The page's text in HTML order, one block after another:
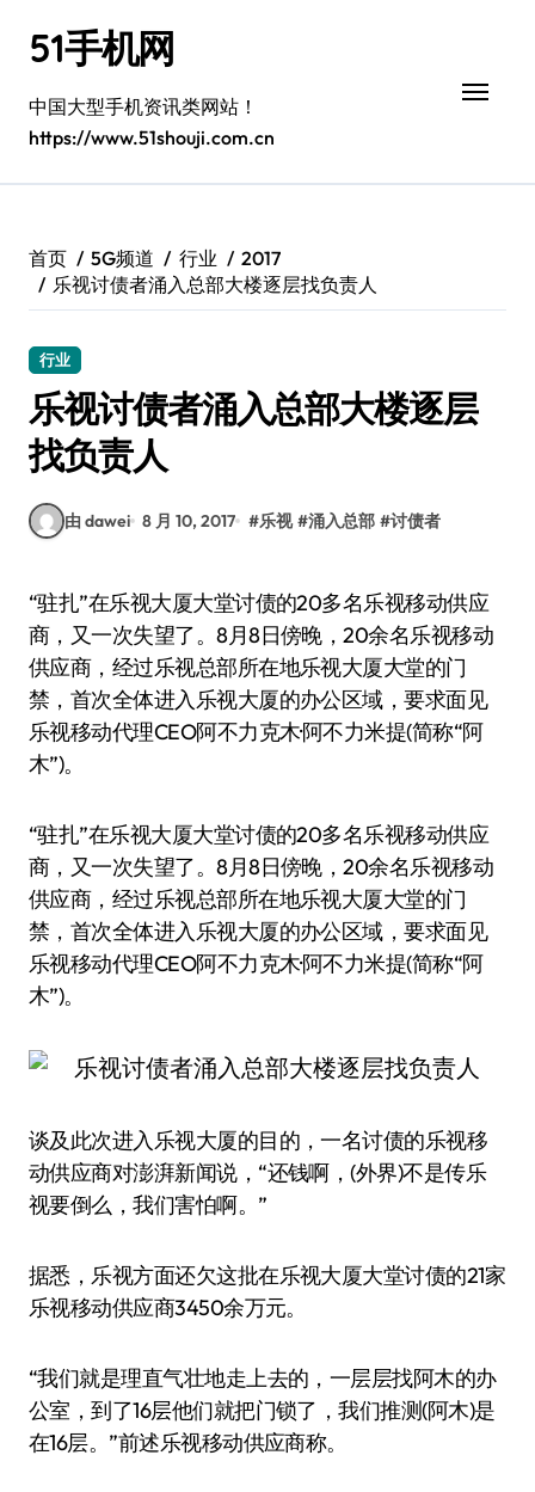
51手机网
中国大型手机资讯类网站！
https://www.51shouji.com.cn
首页 5G频道 行业
2017
乐视讨债者涌入总部大楼逐层找负责人
行业
乐视讨债者涌入总部大楼逐层
找负责人
由 dawei 8 月 10, 2017 #乐视 #涌入总部 #讨债者
“驻扎”在乐视大厦大堂讨债的20多名乐视移动供应
商，又一次失望了。8月8日傍晚，20余名乐视移动
供应商，经过乐视总部所在地乐视大厦大堂的门
禁，首次全体进入乐视大厦的办公区域，要求面见
乐视移动代理CEO阿不力克木·阿不力米提(简称“阿
木”)。
“驻扎”在乐视大厦大堂讨债的20多名乐视移动供应
商，又一次失望了。8月8日傍晚，20余名乐视移动
供应商，经过乐视总部所在地乐视大厦大堂的门
禁，首次全体进入乐视大厦的办公区域，要求面见
乐视移动代理CEO阿不力克木·阿不力米提(简称“阿
木”)。
谈及此次进入乐视大厦的目的，一名讨债的乐视移
动供应商对澎湃新闻说，“还钱啊，(外界)不是传乐
视要倒么，我们害怕啊。”
据悉，乐视方面还欠这批在乐视大厦大堂讨债的21家
乐视移动供应商3450余万元。
“我们就是理直气壮地走上去的，一层层找阿木的办
公室，到了16层他们就把门锁了，我们推测(阿木)是
在16层。”前述乐视移动供应商称。